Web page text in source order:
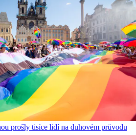
prošly tisíce lidí na duhovém průvodu